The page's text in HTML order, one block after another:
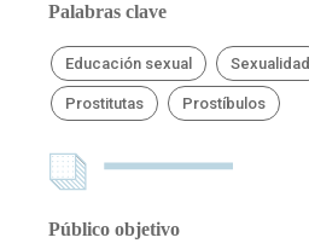
Palabras clave
Educación sexual Sexualidad
Prostitutas Prostíbulos
Público objetivo